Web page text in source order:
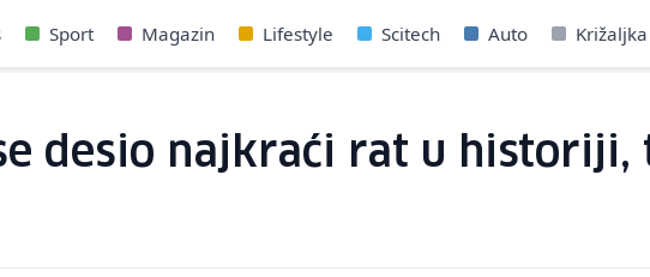
Sport Magazin Lifestyle Scitech Auto Križaljka
desio najkraći rat u